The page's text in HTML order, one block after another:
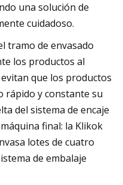
una solución de
cuidadoso.
tramo de envasado
los productos al
que los productos
rápido y constante su
del sistema de encaje
final: la Klikok
lotes de cuatro
de embalaje